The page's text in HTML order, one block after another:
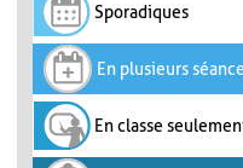
Sporadiques
En plusieurs
En classe